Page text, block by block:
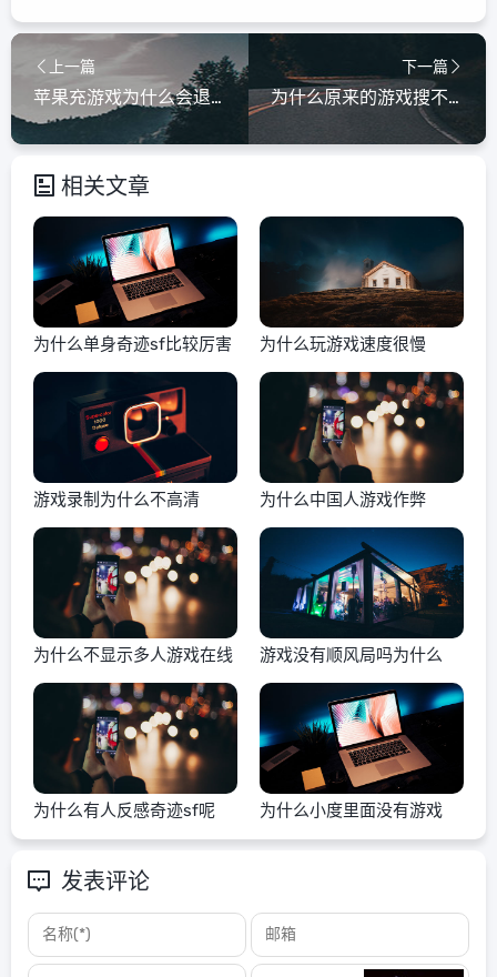
上一篇
苹果充游戏为什么会退款
下一篇
为什么原来的游戏搜不到
相关文章
为什么单身奇迹sf比较厉害 为什么玩游戏速度很慢
游戏录制为什么不高清 为什么中国人游戏作弊
为什么不显示多人游戏在线 游戏没有顺风局吗为什么
为什么有人反感奇迹sf呢 为什么小度里面没有游戏
发表评论